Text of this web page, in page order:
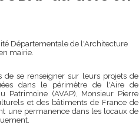
Départementale de l'Architecture
mairie.
se renseigner sur leurs projets de
dans le périmètre de l'Aire de
Patrimoine (AVAP), Monsieur Pierre
et des bâtiments de France de
une permanence dans les locaux de